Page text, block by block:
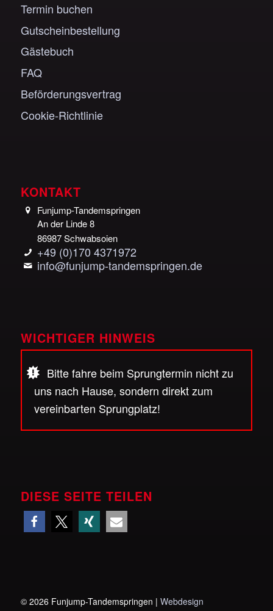
Termin buchen
Gutscheinbestellung
Gästebuch
FAQ
Beförderungsvertrag
Cookie-Richtlinie
KONTAKT
Funjump-Tandemspringen
An der Linde 8
86987 Schwabsoien
+49 (0)170 4371972
info@funjump-tandemspringen.de
WICHTIGER HINWEIS
Bitte fahre beim Sprungtermin nicht zu
uns nach Hause, sondern direkt zum
vereinbarten Sprungplatz!
DIESE SEITE TEILEN
© 2026 Funjump-Tandemspringen | Webdesign